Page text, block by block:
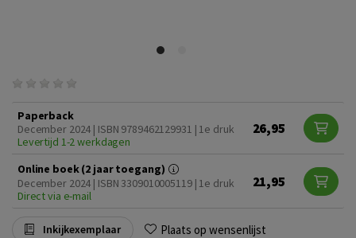
Paperback
December 2024 | ISBN 9789462129931 | 1e druk
Levertijd 1-2 werkdagen
26,95
Online boek (2 jaar toegang)
December 2024 | ISBN 3309010005119 | 1e druk
Direct via e-mail
21,95
Inkijkexemplaar Plaats op wensenlijst